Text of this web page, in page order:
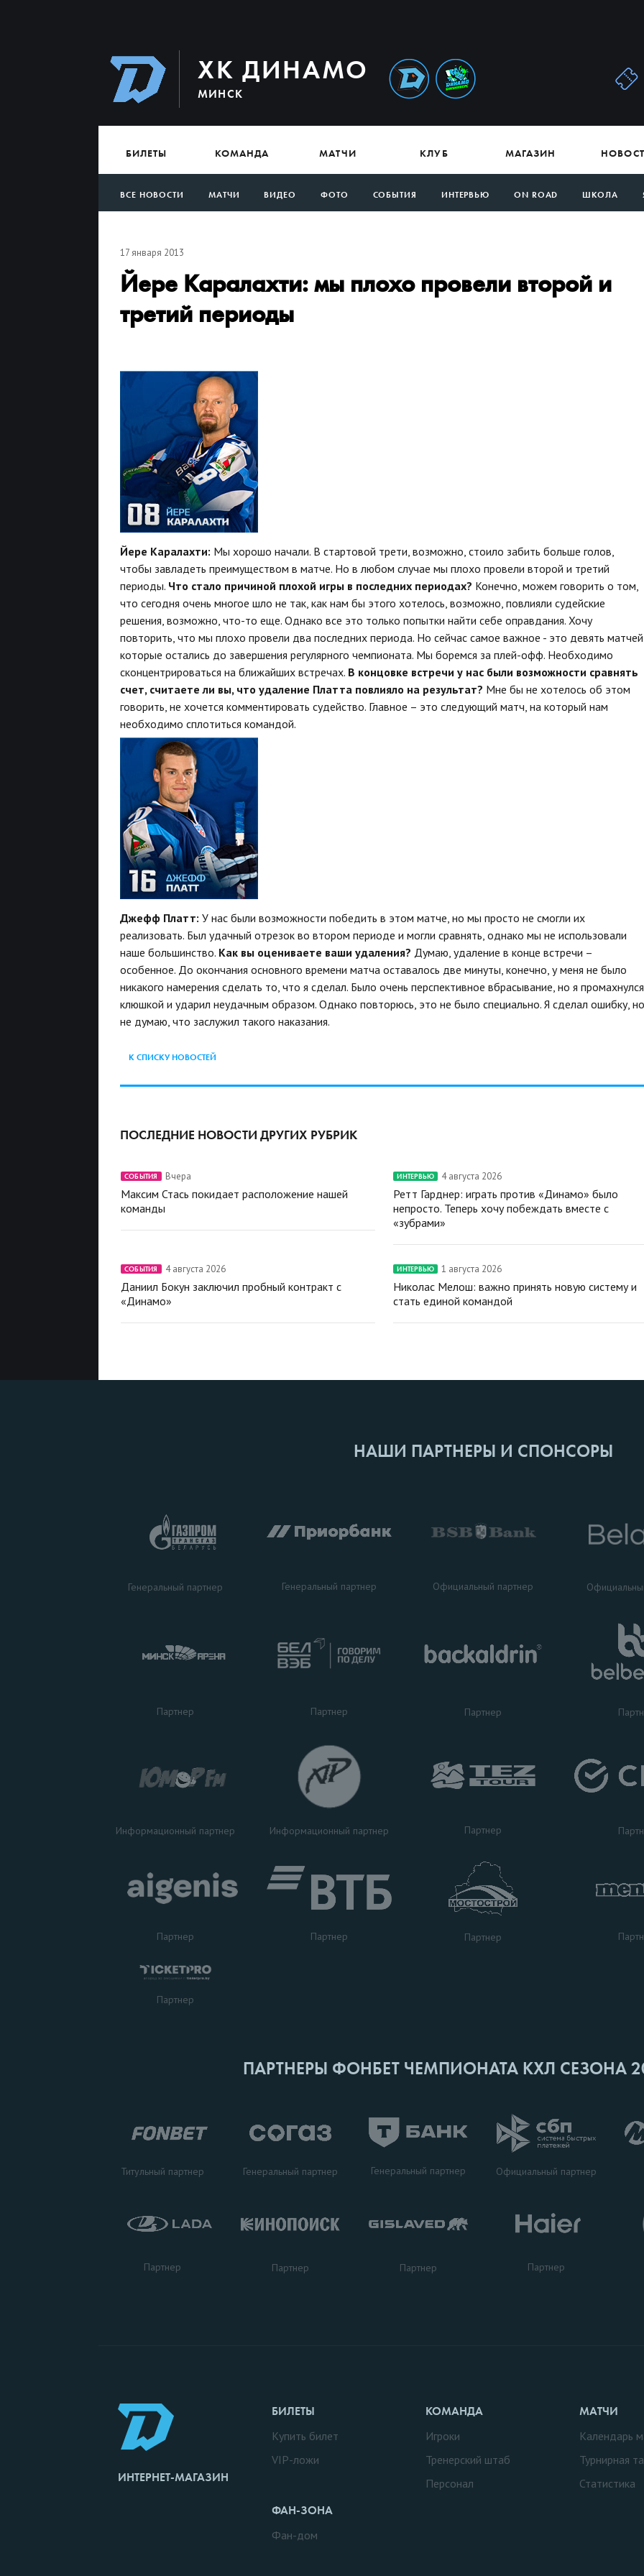
ХК ДИНАМО
МИНСК
БИЛЕТЫ КОМАНДА МАТЧИ КЛУБ МАГАЗИН
ВСЕ НОВОСТИ МАТЧИ ВИДЕО ФОТО СОБЫТИЯ ИНТЕРВЬЮ ON ROAD ШКОЛА
17 января 2013
Йере Каралахти: мы плохо провели второй и
третий периоды
Йере Каралахти: Мы хорошо начали. В стартовой трети, возможно, стоило забить больше голов,
чтобы завладеть преимуществом в матче. Но в любом случае мы плохо провели второй и третий
периоды. Что стало причиной плохой игры в последних периодах? Конечно, можем говорить о том,
что сегодня очень многое шло не так, как нам бы этого хотелось, возможно, повлияли судейские
решения, возможно, что-то еще. Однако все это только попытки найти себе оправдания. Хочу
повторить, что мы плохо провели два последних периода. Но сейчас самое важное - это девять
которые остались до завершения регулярного чемпионата. Мы боремся за плей-офф. Необходимо
сконцентрироваться на ближайших встречах. В концовке встречи у нас были возможности сравнять
счет, считаете ли вы, что удаление Платта повлияло на результат? Мне бы не хотелось об этом
говорить, не хочется комментировать судейство. Главное – это следующий матч, на который нам
необходимо сплотиться командой.
Джефф Платт: У нас были возможности победить в этом матче, но мы просто не смогли их
реализовать. Был удачный отрезок во втором периоде и могли сравнять, однако мы не использовали
наше большинство. Как вы оцениваете ваши удаления? Думаю, удаление в конце встречи –
особенное. До окончания основного времени матча оставалось две минуты, конечно, у меня не было
никакого намерения сделать то, что я сделал. Было очень перспективное вбрасывание, но я промахнулся
клюшкой и ударил неудачным образом. Однако повторюсь, это не было специально. Я сделал ошибку, но
не думаю, что заслужил такого наказания.
К СПИСКУ НОВОСТЕЙ
ПОСЛЕДНИЕ НОВОСТИ ДРУГИХ РУБРИК
СОБЫТИЯ Вчера
Максим Стась покидает расположение нашей
команды
ИНТЕРВЬЮ 4 августа 2026
Ретт Гарднер: играть против «Динамо» было
непросто. Теперь хочу побеждать вместе с
«зубрами»
СОБЫТИЯ 4 августа 2026
Даниил Бокун заключил пробный контракт с
«Динамо»
ИНТЕРВЬЮ 1 августа 2026
Николас Мелош: важно принять новую систему и
стать единой командой
НАШИ ПАРТНЕРЫ И СПОНСОРЫ
Генеральный партнер Генеральный партнер Официальный партнер
Партнер Партнер Партнер
Информационный партнер Информационный партнер Партнер
Партнер Партнер Партнер
Партнер
ПАРТНЕРЫ ФОНБЕТ ЧЕМПИОНАТА КХЛ СЕЗОНА
Титульный партнер Генеральный партнер Генеральный партнер Официальный партнер
Партнер Партнер Партнер Партнер
ИНТЕРНЕТ-МАГАЗИН
БИЛЕТЫ
Купить билет
VIP-ложи
ФАН-ЗОНА
Фан-дом
КОМАНДА
Игроки
Тренерский штаб
Персонал
МАТЧИ
Календарь
Турнирная
Статистика